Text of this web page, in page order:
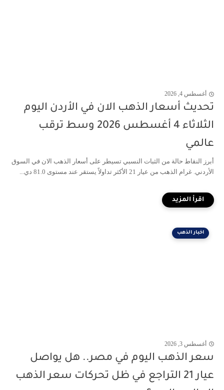
أغسطس 4, 2026
تحديث أسعار الذهب الان في الأردن اليوم
الثلاثاء 4 أغسطس 2026 وسط ترقب
عالمي
أبرز النقاط حالة من الثبات النسبي تسيطر على أسعار الذهب الان في السوق
الأردني. غرام الذهب من عيار 21 الأكثر تداولاً يستقر عند مستوى 81.0 دي...
اخبار الذهب
أغسطس 3, 2026
سعر الذهب اليوم في مصر.. هل يواصل
عيار 21 التراجع في ظل تحركات سعر الذهب